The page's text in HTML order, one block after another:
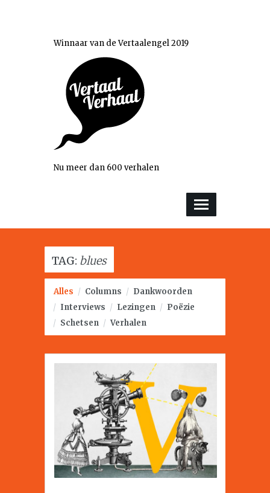
Winnaar van de Vertaalengel 2019
Nu meer dan 600 verhalen
TAG: blues
Alles / Columns / Dankwoorden
/ Interviews / Lezingen / Poëzie
/ Schetsen / Verhalen